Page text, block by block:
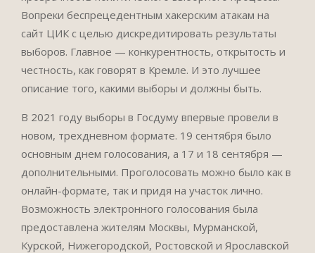
Вопреки беспрецедентным хакерским атакам на
сайт ЦИК с целью дискредитировать результаты
выборов. Главное — конкурентность, открытость и
честность, как говорят в Кремле. И это лучшее
описание того, какими выборы и должны быть.
В 2021 году выборы в Госдуму впервые провели в
новом, трехдневном формате. 19 сентября было
основным днем голосования, а 17 и 18 сентября —
дополнительными. Проголосовать можно было как в
онлайн-формате, так и придя на участок лично.
Возможность электронного голосования была
предоставлена жителям Москвы, Мурманской,
Курской, Нижегородской, Ростовской и Ярославской